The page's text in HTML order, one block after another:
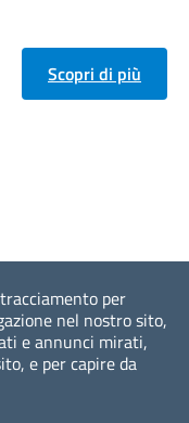
per
nel nostro sito,
e annunci mirati,
e per capire da
Scopri di più